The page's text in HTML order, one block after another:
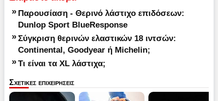
» Παρουσίαση - Θερινό λάστιχο επιδόσεων:
Dunlop Sport BlueResponse
» Σύγκριση θερινών ελαστικών 18 ιντσών:
Continental, Goodyear ή Michelin;
» Τι είναι τα XL λάστιχα;
Σχετικες επιχειρησεις